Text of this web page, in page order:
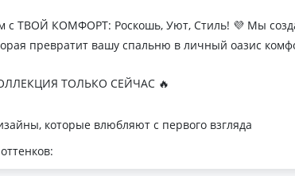
с ТВОЙ КОМФОРТ: Роскошь, Уют, Стиль! 💜 Мы
превратит вашу спальню в личный оазис
ТОЛЬКО СЕЙЧАС 🔥
которые влюбляют с первого взгляда